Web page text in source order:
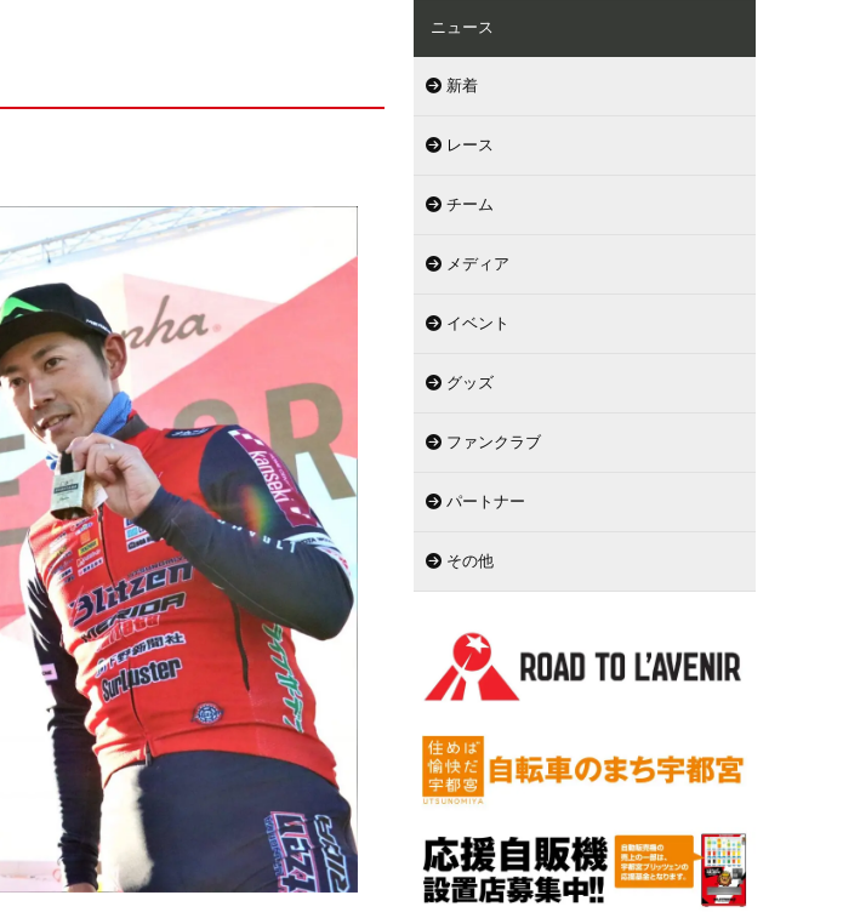
ニュース
新着
レース
チーム
メディア
イベント
グッズ
ファンクラブ
パートナー
その他